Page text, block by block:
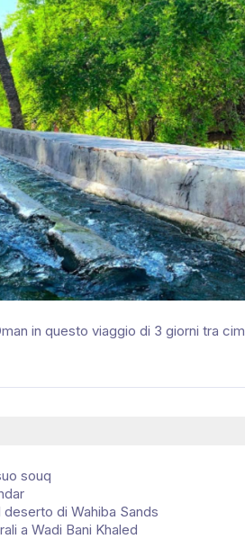
in questo viaggio di 3 giorni tra
souq
di Wahiba Sands
a Wadi Bani Khaled